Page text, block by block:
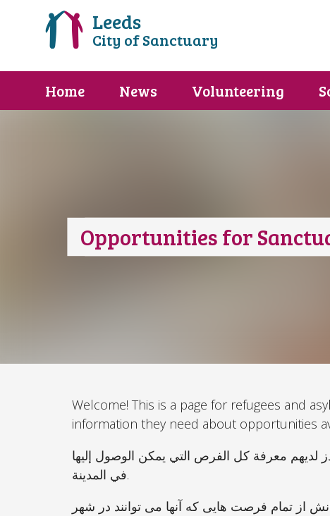
Leeds
City of Sanctuary
Home News Volunteering
Opportunities for
Welcome! This is a page for refugees and
information they need about opportunities
لديهم معرفة كل الفرص التي يمكن الوصول إليها
في المدينة.
از تمام فرصت هایی که آنها می توانند در شهر